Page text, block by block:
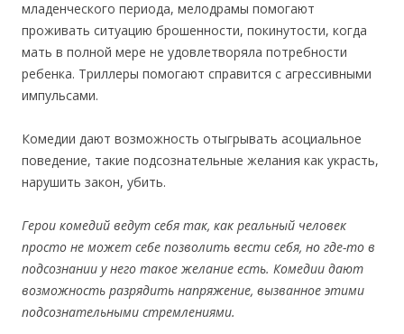
младенческого периода, мелодрамы помогают
проживать ситуацию брошенности, покинутости, когда
мать в полной мере не удовлетворяла потребности
ребенка. Триллеры помогают справится с агрессивными
импульсами.
Комедии дают возможность отыгрывать асоциальное
поведение, такие подсознательные желания как украсть,
нарушить закон, убить.
Герои комедий ведут себя так, как реальный человек
просто не может себе позволить вести себя, но где-то в
подсознании у него такое желание есть. Комедии дают
возможность разрядить напряжение, вызванное этими
подсознательными стремлениями.